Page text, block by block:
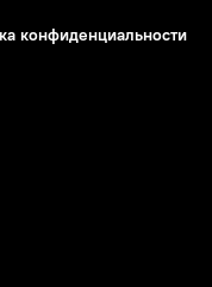
конфиденциальности